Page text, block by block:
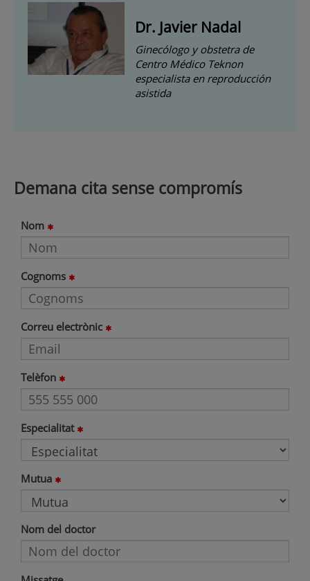
Dr. Javier Nadal
Ginecólogo y obstetra de
Centro Médico Teknon
especialista en reproducción
asistida
Demana cita sense compromís
Nom
Cognoms
Correu electrònic
Telèfon
Especialitat
Mutua
Nom del doctor